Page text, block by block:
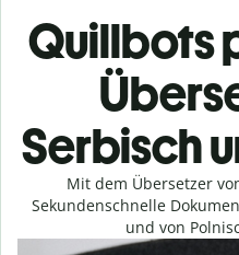
Quillbots
Serbisch
Mit dem Übersetzer
Sekundenschnelle
und von